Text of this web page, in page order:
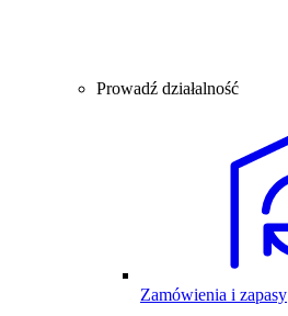
Prowadź działalność
Zamówienia i zapasy